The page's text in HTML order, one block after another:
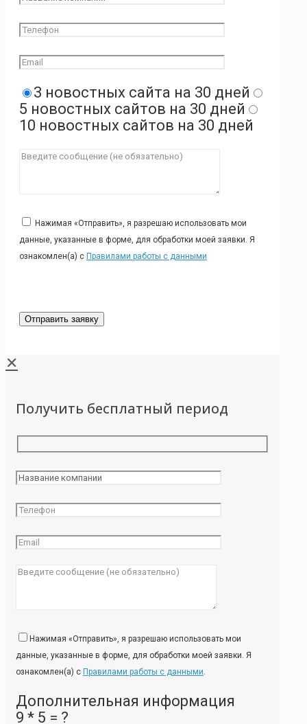
3 новостных сайта на 30 дней
5 новостных сайтов на 30 дней
10 новостных сайтов на 30 дней
Нажимая «Отправить», я разрешаю использовать мои
данные, указанные в форме, для обработки моей заявки. Я
ознакомлен(а) с Правилами работы с данными
✕
Получить бесплатный период
Нажимая «Отправить», я разрешаю использовать мои
данные, указанные в форме, для обработки моей заявки. Я
ознакомлен(а) с Правилами работы с данными.
Дополнительная информация
9 * 5 = ?